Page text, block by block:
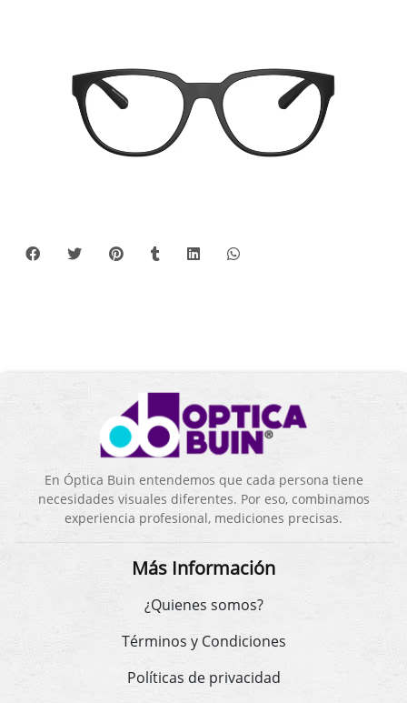
En Óptica Buin entendemos que cada persona tiene
necesidades visuales diferentes. Por eso, combinamos
experiencia profesional, mediciones precisas.
Más Información
¿Quienes somos?
Términos y Condiciones
Políticas de privacidad